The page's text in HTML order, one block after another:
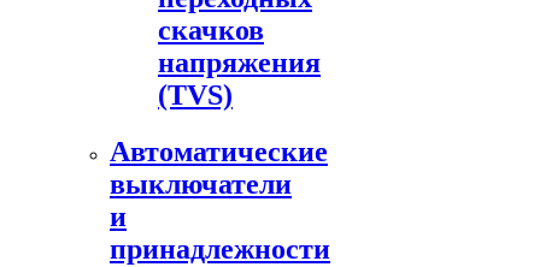
скачков
напряжения
(TVS)
Автоматические
выключатели
и
принадлежности